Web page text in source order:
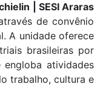
| SESI Araras
de convênio
A unidade oferece
brasileiras por
atividades
trabalho, cultura e